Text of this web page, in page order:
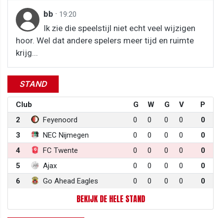
bb · 19:20
Ik zie die speelstijl niet echt veel wijzigen
hoor. Wel dat andere spelers meer tijd en ruimte
krijg...
STAND
Club G W G V
P
2
Feyenoord 0 0 0 0
0
3
NEC Nijmegen 0 0 0 0
0
4
FC Twente 0 0 0 0
0
5
Ajax 0 0 0 0
0
6
Go Ahead Eagles 0 0 0 0 0
BEKIJK DE HELE STAND